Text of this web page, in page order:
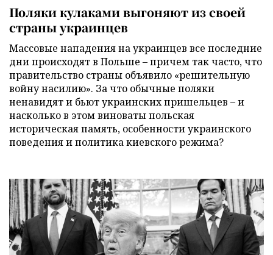
Поляки кулаками выгоняют из своей
страны украинцев
Массовые нападения на украинцев все последние
дни происходят в Польше – причем так часто, что
правительство страны объявило «решительную
войну насилию». За что обычные поляки
ненавидят и бьют украинских пришельцев – и
насколько в этом виноваты польская
историческая память, особенности украинского
поведения и политика киевского режима?